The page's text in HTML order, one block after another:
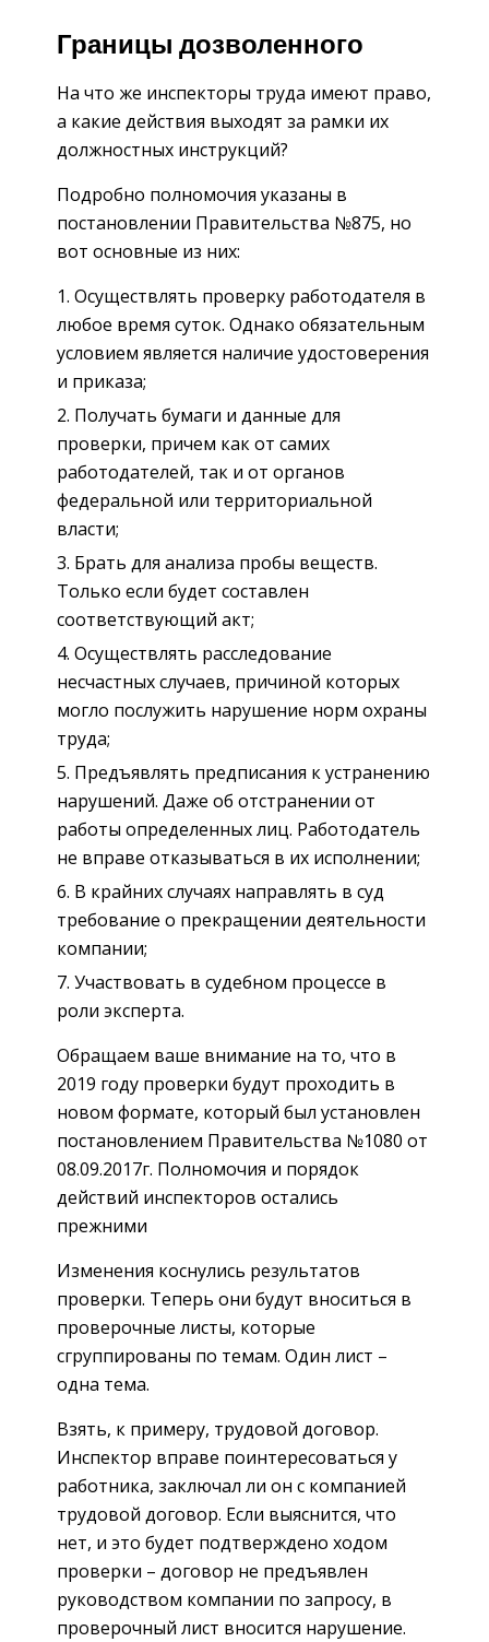
Границы дозволенного
На что же инспекторы труда имеют право,
а какие действия выходят за рамки их
должностных инструкций?
Подробно полномочия указаны в
постановлении Правительства №875, но
вот основные из них:
Осуществлять проверку работодателя в
любое время суток. Однако обязательным
условием является наличие удостоверения
и приказа;
Получать бумаги и данные для
проверки, причем как от самих
работодателей, так и от органов
федеральной или территориальной
власти;
Брать для анализа пробы веществ.
Только если будет составлен
соответствующий акт;
Осуществлять расследование
несчастных случаев, причиной которых
могло послужить нарушение норм охраны
труда;
Предъявлять предписания к устранению
нарушений. Даже об отстранении от
работы определенных лиц. Работодатель
не вправе отказываться в их исполнении;
В крайних случаях направлять в суд
требование о прекращении деятельности
компании;
Участвовать в судебном процессе в
роли эксперта.
Обращаем ваше внимание на то, что в
2019 году проверки будут проходить в
новом формате, который был установлен
постановлением Правительства №1080 от
08.09.2017г. Полномочия и порядок
действий инспекторов остались
прежними
Изменения коснулись результатов
проверки. Теперь они будут вноситься в
проверочные листы, которые
сгруппированы по темам. Один лист –
одна тема.
Взять, к примеру, трудовой договор.
Инспектор вправе поинтересоваться у
работника, заключал ли он с компанией
трудовой договор. Если выяснится, что
нет, и это будет подтверждено ходом
проверки – договор не предъявлен
руководством компании по запросу, в
проверочный лист вносится нарушение.